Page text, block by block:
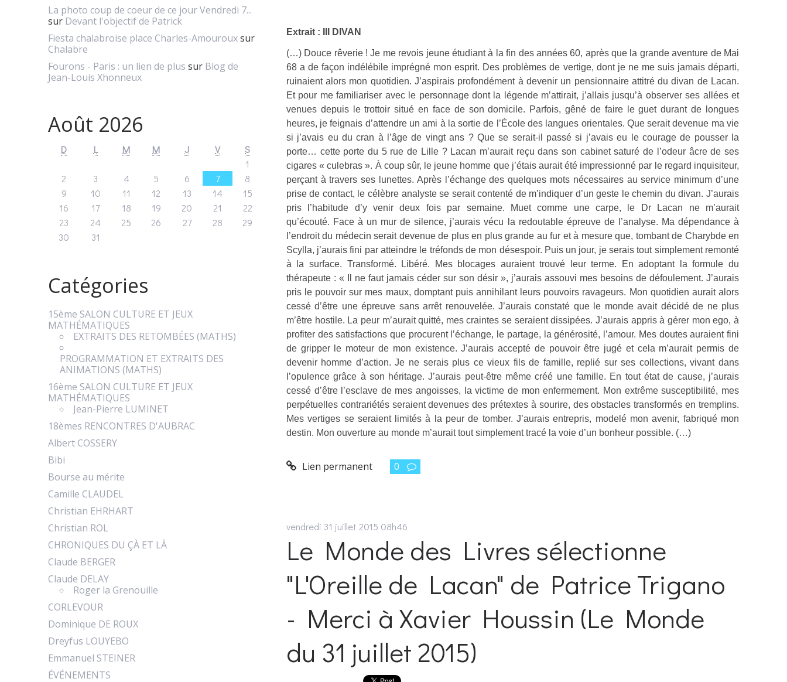
La photo coup de coeur de ce jour Vendredi 7...
sur Devant l'objectif de Patrick
Fiesta chalabroise place Charles-Amourouxsur
Chalabre
Fourons - Paris : un lien de plus sur Blog de
Jean-Louis Xhonneux
Août 2026
D L M M J V
S
1
2
3 4 5 6 7
8
9
10 11 12 13 14
15
16
17 18 19 20 21
22
23
24 25 26 27 28
29
30
31
Catégories
15ème SALON CULTURE ET JEUX
MATHÉMATIQUES
EXTRAITS DES RETOMBÉES (MATHS)
PROGRAMMATION ET EXTRAITS DES
ANIMATIONS (MATHS)
16ème SALON CULTURE ET JEUX
MATHÉMATIQUES
Jean-Pierre LUMINET
18èmes RENCONTRES D'AUBRAC
Albert COSSERY
Bibi
Bourse au mérite
Camille CLAUDEL
Christian EHRHART
Christian ROL
CHRONIQUES DU ÇÀ ET LÀ
Claude BERGER
Claude DELAY
Roger la Grenouille
CORLEVOUR
Dominique DE ROUX
Dreyfus LOUYEBO
Emmanuel STEINER
ÉVÉNEMENTS
Extrait : III DIVAN
(…) Douce rêverie ! Je me revois jeune étudiant à la fin des années 60, après que la grande aventure de Mai
68 a de façon indélébile imprégné mon esprit. Des problèmes de vertige, dont je ne me suis jamais départi,
ruinaient alors mon quotidien. J’aspirais profondément à devenir un pensionnaire attitré du divan de Lacan.
Et pour me familiariser avec le personnage dont la légende m’attirait, j’allais jusqu’à observer ses allées et
venues depuis le trottoir situé en face de son domicile. Parfois, gêné de faire le guet durant de longues
heures, je feignais d’attendre un ami à la sortie de l’École des langues orientales. Que serait devenue ma vie
si j’avais eu du cran à l’âge de vingt ans ? Que se serait-il passé si j’avais eu le courage de pousser la
porte… cette porte du 5 rue de Lille ? Lacan m’aurait reçu dans son cabinet saturé de l’odeur âcre de ses
cigares « culebras ». À coup sûr, le jeune homme que j’étais aurait été impressionné par le regard inquisiteur,
perçant à travers ses lunettes. Après l’échange des quelques mots nécessaires au service minimum d’une
prise de contact, le célèbre analyste se serait contenté de m’indiquer d’un geste le chemin du divan. J’aurais
pris l’habitude d’y venir deux fois par semaine. Muet comme une carpe, le Dr Lacan ne m’aurait
qu’écouté. Face à un mur de silence, j’aurais vécu la redoutable épreuve de l’analyse. Ma dépendance à
l’endroit du médecin serait devenue de plus en plus grande au fur et à mesure que, tombant de Charybde en
Scylla, j’aurais fini par atteindre le tréfonds de mon désespoir. Puis un jour, je serais tout simplement remonté
à la surface. Transformé. Libéré. Mes blocages auraient trouvé leur terme. En adoptant la formule du
thérapeute : « Il ne faut jamais céder sur son désir », j’aurais assouvi mes besoins de défoulement. J’aurais
pris le pouvoir sur mes maux, domptant puis annihilant leurs pouvoirs ravageurs. Mon quotidien aurait alors
cessé d’être une épreuve sans arrêt renouvelée. J’aurais constaté que le monde avait décidé de ne plus
m’être hostile. La peur m’aurait quitté, mes craintes se seraient dissipées. J’aurais appris à gérer mon ego, à
profiter des satisfactions que procurent l’échange, le partage, la générosité, l’amour. Mes doutes auraient fini
de gripper le moteur de mon existence. J’aurais accepté de pouvoir être jugé et cela m’aurait permis de
devenir homme d’action. Je ne serais plus ce vieux fils de famille, replié sur ses collections, vivant dans
l’opulence grâce à son héritage. J’aurais peut-être même créé une famille. En tout état de cause, j’aurais
cessé d’être l’esclave de mes angoisses, la victime de mon enfermement. Mon extrême susceptibilité, mes
perpétuelles contrariétés seraient devenues des prétextes à sourire, des obstacles transformés en tremplins.
Mes vertiges se seraient limités à la peur de tomber. J’aurais entrepris, modelé mon avenir, fabriqué mon
destin. Mon ouverture au monde m’aurait tout simplement tracé la voie d’un bonheur possible. (…)
Lien permanent 0
vendredi 31 juillet 2015 08h46
Le Monde des Livres sélectionne
"L'Oreille de Lacan" de Patrice Trigano
- Merci à Xavier Houssin (Le Monde
du 31 juillet 2015)